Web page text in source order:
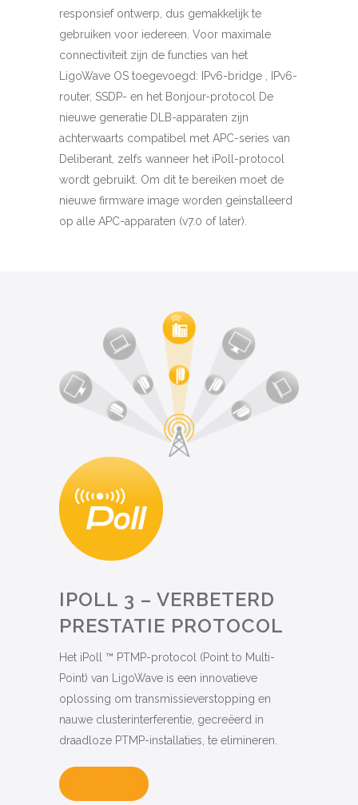
responsief ontwerp, dus gemakkelijk te
gebruiken voor iedereen. Voor maximale
connectiviteit zijn de functies van het
LigoWave OS toegevoegd: IPv6-bridge , IPv6-
router, SSDP- en het Bonjour-protocol De
nieuwe generatie DLB-apparaten zijn
achterwaarts compatibel met APC-series van
Deliberant, zelfs wanneer het iPoll-protocol
wordt gebruikt. Om dit te bereiken moet de
nieuwe firmware image worden geïnstalleerd
op alle APC-apparaten (v7.0 of later).
IPOLL 3 – VERBETERD
PRESTATIE PROTOCOL
Het iPoll ™ PTMP-protocol (Point to Multi-
Point) van LigoWave is een innovatieve
oplossing om transmissieverstopping en
nauwe clusterinterferentie, gecreëerd in
draadloze PTMP-installaties, te elimineren.